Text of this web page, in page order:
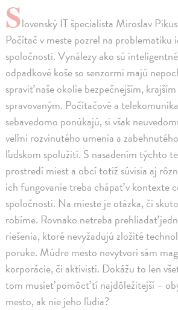
Slovenský IT špecialista Miroslav
Počítač v meste pozrel na problematiku
spoločnosti. Vynálezy ako sú
odpadkové koše so senzormi majú
spraviť naše okolie bezpečnejším,
spravovaným. Počítačové a
sebavedomo ponúkajú, si však
veľmi rozvinutého umenia a
ľudskom spolužití. S nasadením týchto
prostredí miest a obcí totiž súvisia aj
ich fungovanie treba chápať v kontexte
spoločnosti. Na mieste je otázka, či
robíme. Rovnako netreba prehliadať
riešenia, ktoré nevyžadujú zložité
poruke. Múdre mesto nevytvorí sám
korporácie, či aktivisti. Dokážu to len
tom musieť pomôcť tí najdôležitejší –
mesto, ak nie jeho ľudia?